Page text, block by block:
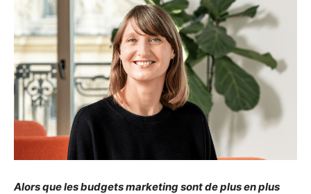
Alors que les budgets marketing sont de plus en plus